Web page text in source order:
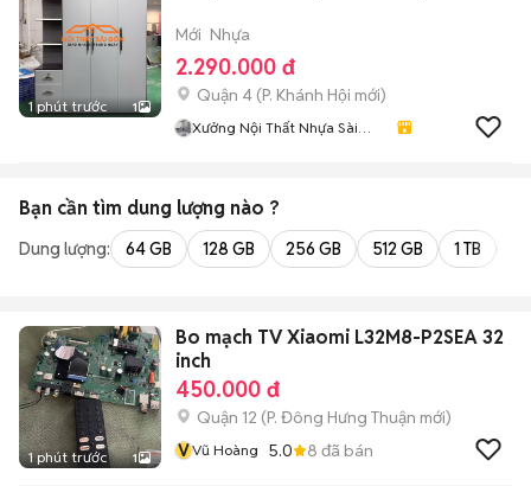
1 phút trước 1
Mới Nhựa
2.290.000 đ
Quận 4 (P. Khánh Hội mới)
Xưởng Nội Thất Nhựa Sài
Bạn cần tìm dung lượng nào ?
Dung lượng: 64 GB 128 GB 256 GB 512 GB 1 TB
1 phút trước 1
Bo mạch TV Xiaomi L32M8-P2SEA 32
inch
450.000 đ
Quận 12 (P. Đông Hưng Thuận mới)
VVũ Hoàng 5.0 8 đã bán